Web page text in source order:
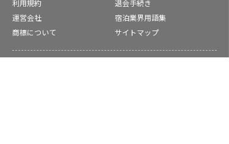
利用規約
退会手続き
運営会社
宿泊業界用語集
商標について
サイトマップ